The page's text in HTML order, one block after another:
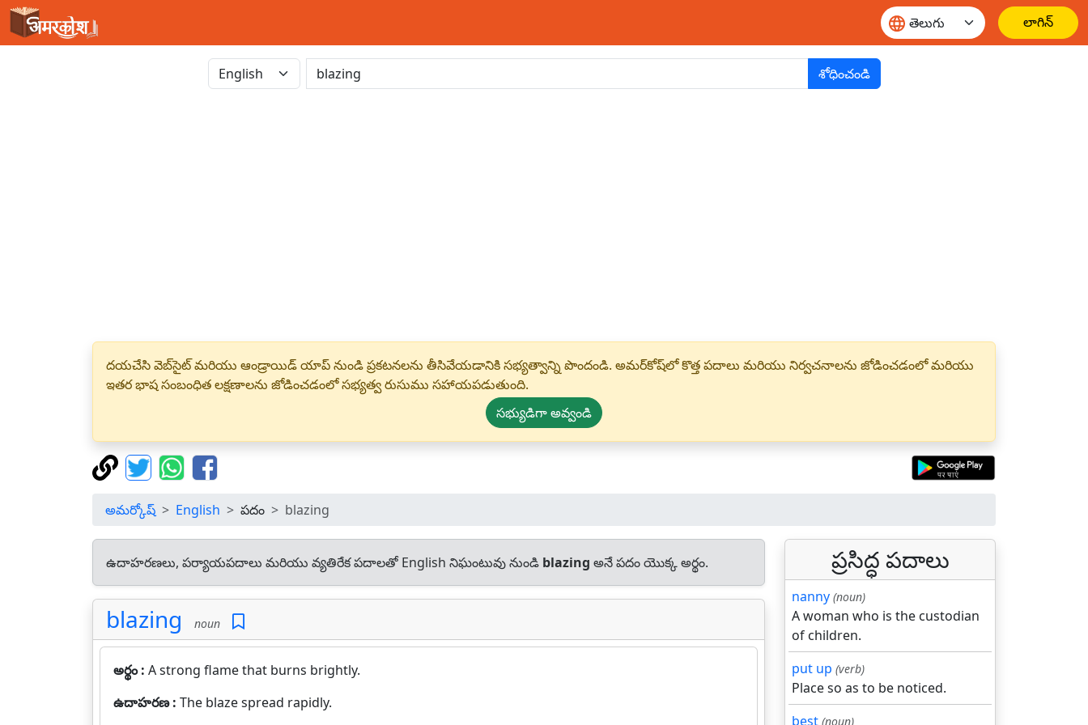
లాగిన్
శోధించండి
దయచేసి వెబ్‌సైట్ మరియు ఆండ్రాయిడ్ యాప్ నుండి ప్రకటనలను తీసివేయడానికి సభ్యత్వాన్ని పొందండి. అమర్‌కోష్‌లో కొత్త పదాలు మరియు నిర్వచనాలను జోడించడంలో మరియు
ఇతర భాష సంబంధిత లక్షణాలను జోడించడంలో సభ్యత్వ రుసుము సహాయపడుతుంది.
సభ్యుడిగా అవ్వండి
అమర్కోష్ English పదం blazing
ఉదాహరణలు, పర్యాయపదాలు మరియు వ్యతిరేక పదాలతో English నిఘంటువు నుండి blazing అనే పదం యొక్క అర్థం.
blazing noun
అర్థం : A strong flame that burns brightly.
ఉదాహరణ : The blaze spread rapidly.
ప్రసిద్ధ పదాలు
nanny (noun)
A woman who is the custodian
of children.
put up (verb)
Place so as to be noticed.
best (noun)